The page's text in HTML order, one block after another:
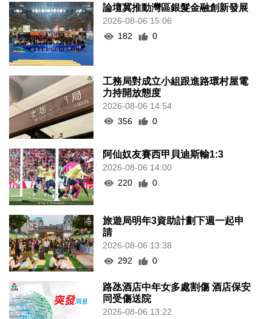
論壇冀推動灣區銀髮金融創新發展
2026-08-06 15:06
182
0
工務局對成立小組跟進路環村屋電
力持開放態度
2026-08-06 14:54
356
0
阿仙奴友賽西甲貝迪斯輸1:3
2026-08-06 14:00
220
0
旅遊局明年3資助計劃下週一起申
請
2026-08-06 13:38
292
0
路氹酒店中年女多處割傷 酒店保安
同受傷送院
2026-08-06 13:22